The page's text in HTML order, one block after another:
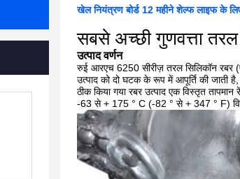
खेल नियंत्रण बोर्ड 12 महीने शेल्फ लाइफ के लिए
सबसे अच्छी गुणवत्ता
उत्पाद वर्णन
रुई आरएच 6250 सीरीज़ तरल सिलिकॉन रबर
उत्पाद को दो घटक के रूप में आपूर्ति की जाती
ठीक किया गया रबर उत्पाद एक विस्तृत
-63 से + 175 ° C (-82 ° से + 347 ° F)